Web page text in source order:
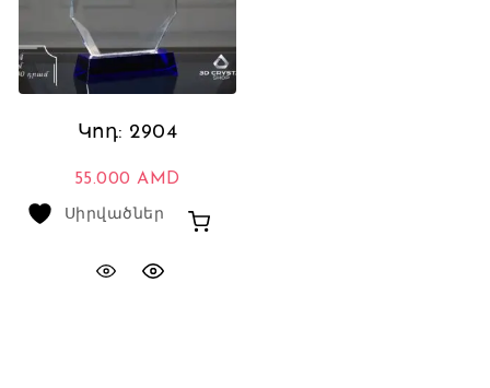
Կոդ: 2904
55.000AMD
Սիրվածներ